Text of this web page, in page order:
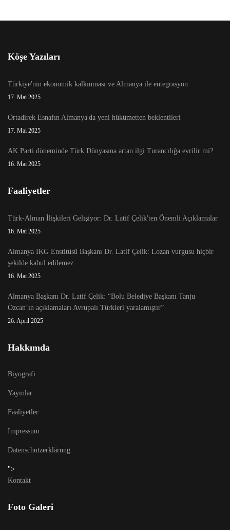
Köşe Yazıları
Türkiye'nin ekonomik kalkınması ve Almanya ile entegrasyon
17. Mai 2025
Ortadirek Esnafın Almanya'da yeni hükümetten beklentileri
17. Mai 2025
AK Parti döneminde Türk Dünyasına artan ilgi Turancılığa evrilir mi?
16. Mai 2025
Faaliyetler
Türk-Alman İlişkileri Gelişiyor: Dr. Latif Çelik'ten Önemli Açıklamalar
16. Mai 2025
Almanya IKG Enstitüsü Başkanı Dr. Latif Çelik: Lozan vurgusu hiçbir
şekilde kabul edilemez
16. Mai 2025
Almanya Başkanı Dr. Latif Çelik: “Bolu Belediye Başkanı Tanju
Özcan’ın açıklamaları Avrupalı Türkleri yaralamıştır”
26. April 2025
Hakkımda
Biyografi
Yayınlar
Faaliyetler
Impressum
Datenschutzerklärung
">
Kontakt
Foto Galeri